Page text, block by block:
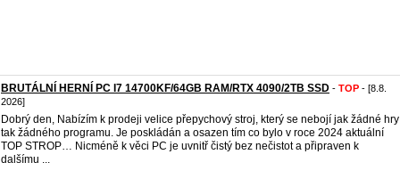
BRUTÁLNÍ HERNÍ PC I7 14700KF/64GB RAM/RTX 4090/2TB SSD - TOP - [8.8.
2026]
Dobrý den, Nabízím k prodeji velice přepychový stroj, který se nebojí jak žádné hry
tak žádného programu. Je poskládán a osazen tím co bylo v roce 2024 aktuální
TOP STROP… Nicméně k věci PC je uvnitř čistý bez nečistot a připraven k
dalšímu ...